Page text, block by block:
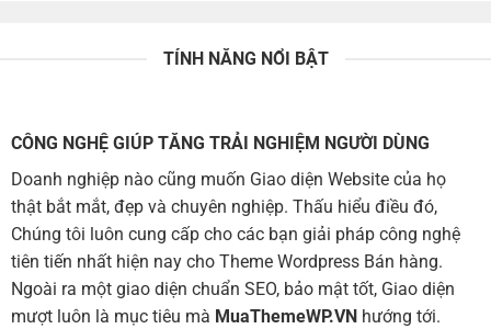
TÍNH NĂNG NỔI BẬT
CÔNG NGHỆ GIÚP TĂNG TRẢI NGHIỆM NGƯỜI DÙNG
Doanh nghiệp nào cũng muốn Giao diện Website của họ
thật bắt mắt, đẹp và chuyên nghiệp. Thấu hiểu điều đó,
Chúng tôi luôn cung cấp cho các bạn giải pháp công nghệ
tiên tiến nhất hiện nay cho Theme Wordpress Bán hàng.
Ngoài ra một giao diện chuẩn SEO, bảo mật tốt, Giao diện
mượt luôn là mục tiêu mà MuaThemeWP.VN hướng tới.